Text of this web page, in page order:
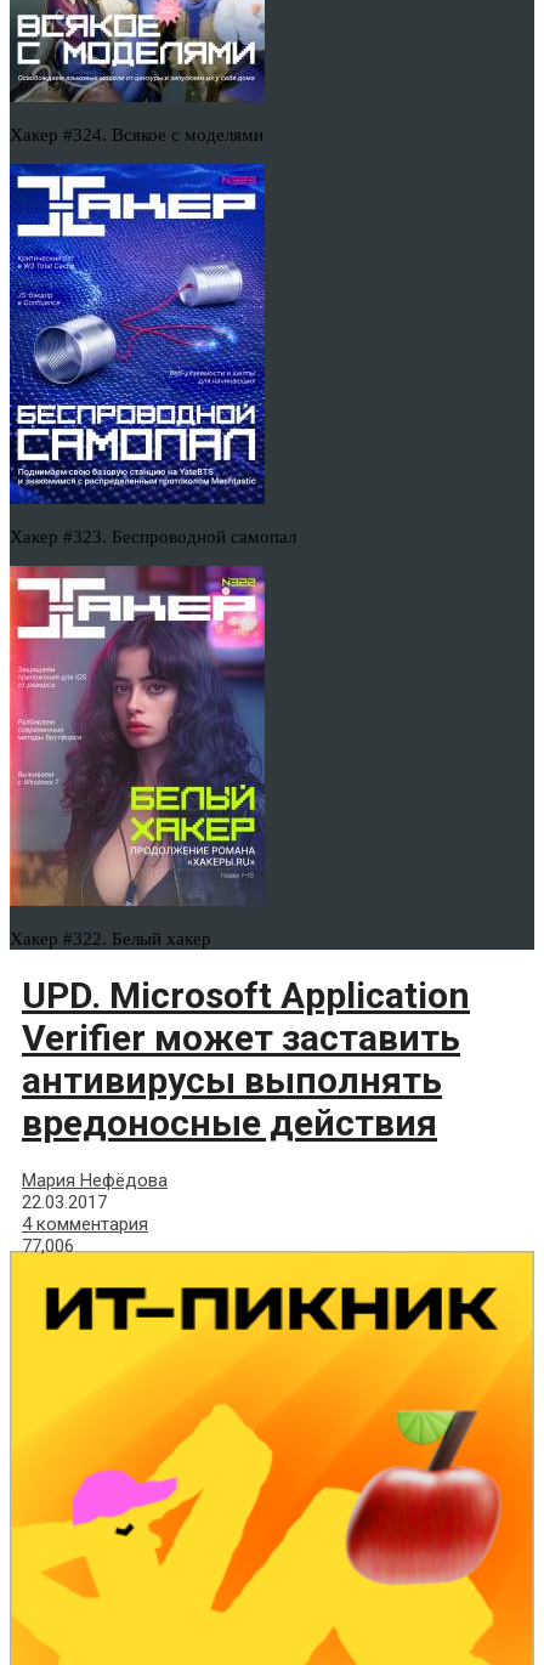
Хакер #324. Всякое с моделями
Хакер #323. Беспроводной самопал
Хакер #322. Белый хакер
UPD. Microsoft Application
Verifier может заставить
антивирусы выполнять
вредоносные действия
Мария Нефёдова
22.03.2017
4 комментария
77,006